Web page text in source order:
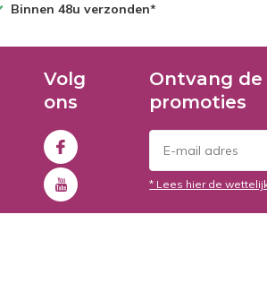
Binnen 48u verzonden*
Volg
ons
Ontvang
promoties
* Lees hier de